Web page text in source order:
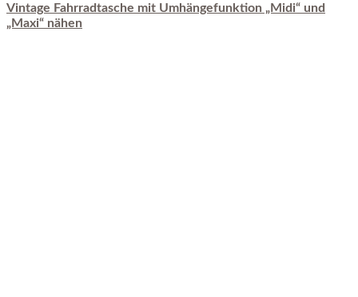
Vintage Fahrradtasche mit Umhängefunktion „Midi“ und
„Maxi“ nähen